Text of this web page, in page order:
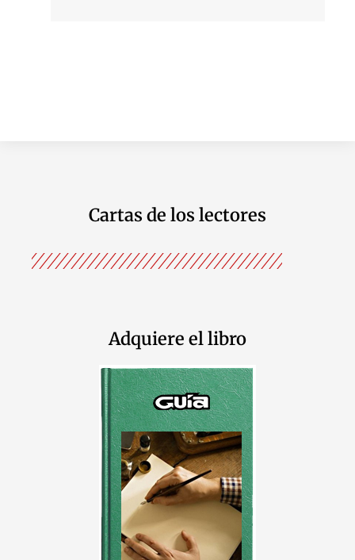
Cartas de los lectores
Adquiere el libro